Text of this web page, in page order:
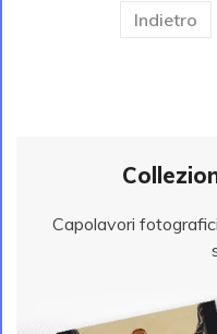
Indietro
Capolavori